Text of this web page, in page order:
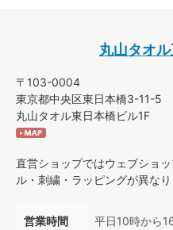
丸山タオ
〒103-0004
東京都中央区東日本橋3-11-5
丸山タオル東日本橋ビル1F
直営ショップではウェブショ
ル・刺繍・ラッピングが異なり
営業時間 平日10時から